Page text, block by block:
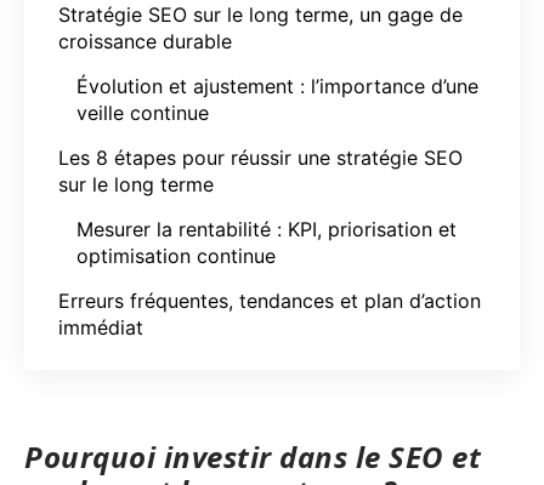
Stratégie SEO sur le long terme, un gage de
croissance durable
Évolution et ajustement : l’importance d’une
veille continue
Les 8 étapes pour réussir une stratégie SEO
sur le long terme
Mesurer la rentabilité : KPI, priorisation et
optimisation continue
Erreurs fréquentes, tendances et plan d’action
immédiat
Pourquoi investir dans le SEO et